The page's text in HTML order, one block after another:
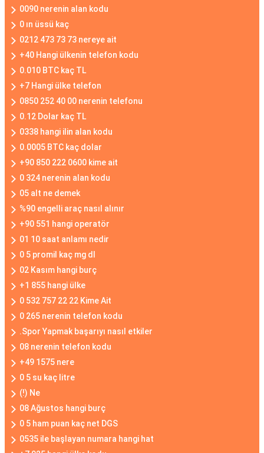
0090 nerenin alan kodu
0 ın üssü kaç
0212 473 73 73 nereye ait
+40 Hangi ülkenin telefon kodu
0.010 BTC kaç TL
+7 Hangi ülke telefon
0850 252 40 00 nerenin telefonu
0.12 Dolar kaç TL
0338 hangi ilin alan kodu
0.0005 BTC kaç dolar
+90 850 222 0600 kime ait
0 324 nerenin alan kodu
05 alt ne demek
%90 engelli araç nasıl alınır
+90 551 hangi operatör
01 10 saat anlamı nedir
0 5 promil kaç mg dl
02 Kasım hangi burç
+1 855 hangi ülke
0 532 757 22 22 Kime Ait
0 265 nerenin telefon kodu
.Spor Yapmak başarıyı nasıl etkiler
08 nerenin telefon kodu
+49 1575 nere
0 5 su kaç litre
(!) Ne
08 Ağustos hangi burç
0 5 ham puan kaç net DGS
0535 ile başlayan numara hangi hat